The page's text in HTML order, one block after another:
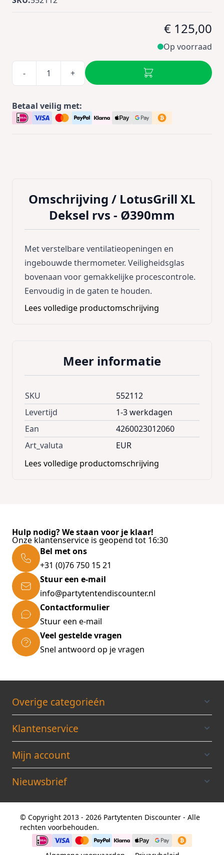
€ 125,00
Op voorraad
- +
Betaal veilig met:
Omschrijving / LotusGrill XL
Deksel rvs - Ø390mm
Met verstelbare ventilatieopeningen en
ingebouwde thermometer. Veiligheidsglas
bovenaan voor gemakkelijke procescontrole.
Eenvoudig in de gaten te houden.
Lees volledige productomschrijving
Meer informatie
SKU
552112
Levertijd
1-3 werkdagen
Ean
4260023012060
Art_valuta
EUR
Lees volledige productomschrijving
Hulp nodig? We staan voor je klaar!
Onze klantenservice is geopend tot 16:30
Bel met ons
+31 (0)76 750 15 21
Stuur een e-mail
info@partytentendiscounter.nl
Contactformulier
Stuur een e-mail
Veel gestelde vragen
Snel antwoord op je vragen
Overige categorieén
Klantenservice
Mijn account
Nieuwsbrief
© Copyright 2013 - 2026 Partytenten Discounter - Alle
rechten voorbehouden.